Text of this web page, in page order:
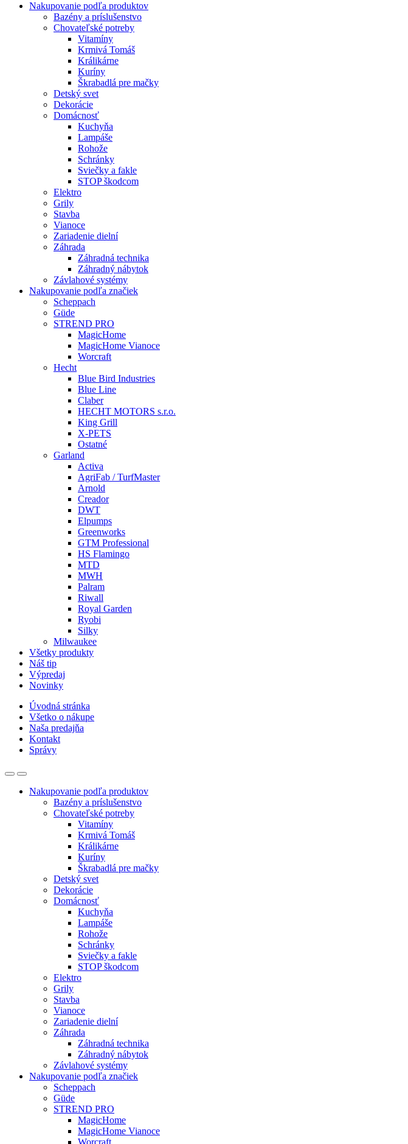
Nakupovanie podľa produktov
Bazény a príslušenstvo
Chovateľské potreby
Vitamíny
Krmivá Tomáš
Králikárne
Kuríny
Škrabadlá pre mačky
Detský svet
Dekorácie
Domácnosť
Kuchyňa
Lampáše
Rohože
Schránky
Sviečky a fakle
STOP škodcom
Elektro
Grily
Stavba
Vianoce
Zariadenie dielní
Záhrada
Záhradná technika
Záhradný nábytok
Závlahové systémy
Nakupovanie podľa značiek
Scheppach
Güde
STREND PRO
MagicHome
MagicHome Vianoce
Worcraft
Hecht
Blue Bird Industries
Blue Line
Claber
HECHT MOTORS s.r.o.
King Grill
X-PETS
Ostatné
Garland
Activa
AgriFab / TurfMaster
Arnold
Creador
DWT
Elpumps
Greenworks
GTM Professional
HS Flamingo
MTD
MWH
Palram
Riwall
Royal Garden
Ryobi
Silky
Milwaukee
Všetky produkty
Náš tip
Výpredaj
Novinky
Úvodná stránka
Všetko o nákupe
Naša predajňa
Kontakt
Správy
Nakupovanie podľa produktov
Bazény a príslušenstvo
Chovateľské potreby
Vitamíny
Krmivá Tomáš
Králikárne
Kuríny
Škrabadlá pre mačky
Detský svet
Dekorácie
Domácnosť
Kuchyňa
Lampáše
Rohože
Schránky
Sviečky a fakle
STOP škodcom
Elektro
Grily
Stavba
Vianoce
Zariadenie dielní
Záhrada
Záhradná technika
Záhradný nábytok
Závlahové systémy
Nakupovanie podľa značiek
Scheppach
Güde
STREND PRO
MagicHome
MagicHome Vianoce
Worcraft